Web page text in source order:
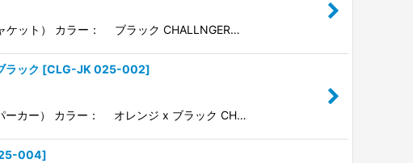
ケット） カラー： ブラック CHALLNGER…
ラック [CLG-JK 025-002]
ーカー） カラー： オレンジ x ブラック CH…
004]